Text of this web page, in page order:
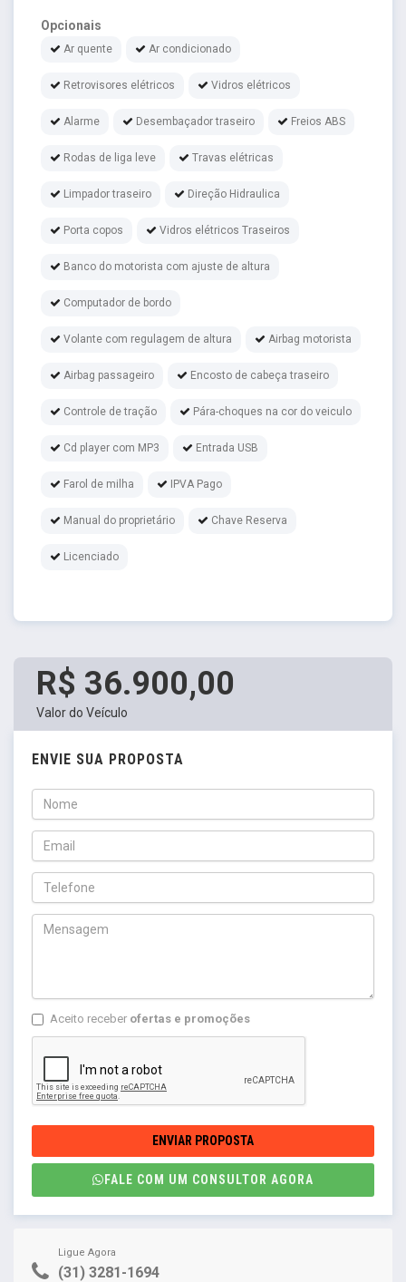
Opcionais
Ar quente Ar condicionado
Retrovisores elétricos Vidros elétricos
Alarme Desembaçador traseiro Freios ABS
Rodas de liga leve Travas elétricas
Limpador traseiro Direção Hidraulica
Porta copos Vidros elétricos Traseiros
Banco do motorista com ajuste de altura
Computador de bordo
Volante com regulagem de altura Airbag motorista
Airbag passageiro Encosto de cabeça traseiro
Controle de tração Pára-choques na cor do veiculo
Cd player com MP3 Entrada USB
Farol de milha IPVA Pago
Manual do proprietário Chave Reserva
Licenciado
R$ 36.900,00
Valor do Veículo
ENVIE SUA PROPOSTA
Aceito receber ofertas e promoções
ENVIAR PROPOSTA
FALE COM UM CONSULTOR AGORA
Ligue Agora
(31) 3281-1694